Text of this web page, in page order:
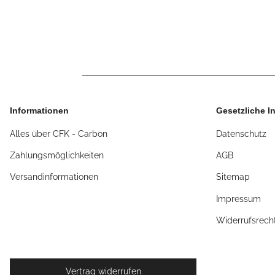
Informationen
Alles über CFK - Carbon
Zahlungsmöglichkeiten
Versandinformationen
Gesetzliche
Datenschutz
AGB
Sitemap
Impressum
Vertrag widerrufen